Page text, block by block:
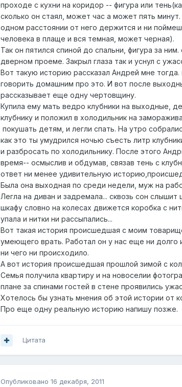
проходе с кухни на коридор -- фигура или
сколько он стаял, может час а может пять
одном расстоянии от него держится и ни
человека в плаще и вся темная, может черная).
Так он пятился спиной до спальни, фигура за
дверном проеме. Закрыл глаза так и уснул с
Вот такую историю рассказал Андрей мне
говорить домашним про это. И вот после
рассказывает еще одну чертовщину.
Купила ему мать ведро клубники на выходные,
клубнику и положил в холодильник на
покушать детям, и легли спать. На утро
как это ты умудрился ночью съесть литр
и разбросать по холодильнику. После этого
время-- осмыслив и обдумав, связав тень с
ответ ни менее удивительную
Была она выходная по среди недели, муж на
Легла на диван и задремала... сквозь сон
шкафу словно на колесах движется коробка с
упала и нитки ни рассыпались...
Вот такая история происшедшая с моим
умеющего врать. Работал он у нас еще ни долго
ни чего ни происходило.
А вот история происшедшая прошлой зимой с
Семья получила квартиру и на новоселии
плане за спинами гостей в стене проявились
Хотелось бы узнать мнения об этой истории от
Про еще одну реальную историю напишу позже.
Цитата
Опубликовано 16 декабря, 2011